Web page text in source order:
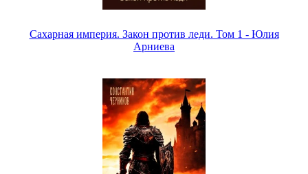
Сахарная империя. Закон против леди. Том 1 - Юлия
Арниева